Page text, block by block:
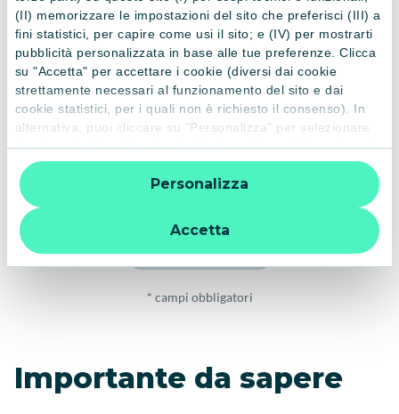
(II) memorizzare le impostazioni del sito che preferisci (III) a
fini statistici, per capire come usi il sito; e (IV) per mostrarti
pubblicità personalizzata in base alle tue preferenze. Clicca
su "Accetta" per accettare i cookie (diversi dai cookie
strettamente necessari al funzionamento del sito e dai
cookie statistici, per i quali non è richiesto il consenso). In
alternativa, puoi cliccare su "Personalizza" per selezionare
le categorie di cookie che desideri accettare. Cliccando sulla
“X” le impostazioni predefinite vengono lasciate invariate e
quindi la navigazione può continuare senza cookie o altri
strumenti di tracciamento diversi da quelli tecnici. Per
ulteriori informazioni:
informativa privacy
Accetta
Personalizza
Email*
Oggetto della richiesta
Dichiaro di aver letto e compreso la presente
* campi obbligatori
Importante da sapere